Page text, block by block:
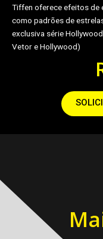
Tiffen oferece efeitos de
como padrões de
exclusiva série
Vetor e Hollywood)